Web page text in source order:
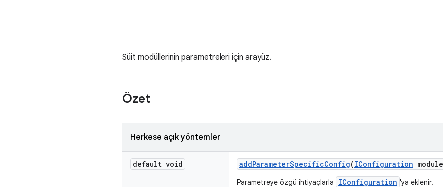
Süit modüllerinin parametreleri için arayüz.
Özet
Herkese açık yöntemler
default void addParameterSpecificConfig(IConfiguration module
Parametreye özgü ihtiyaçlarla IConfiguration 'ya eklenir.